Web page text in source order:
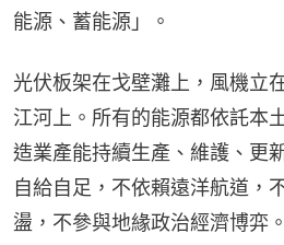
能源、蓄能源」。
光伏板架在戈壁灘上，風機立
江河上。所有的能源都依託本
造業產能持續生產、維護、更
自給自足，不依賴遠洋航道，
盪，不參與地緣政治經濟博弈